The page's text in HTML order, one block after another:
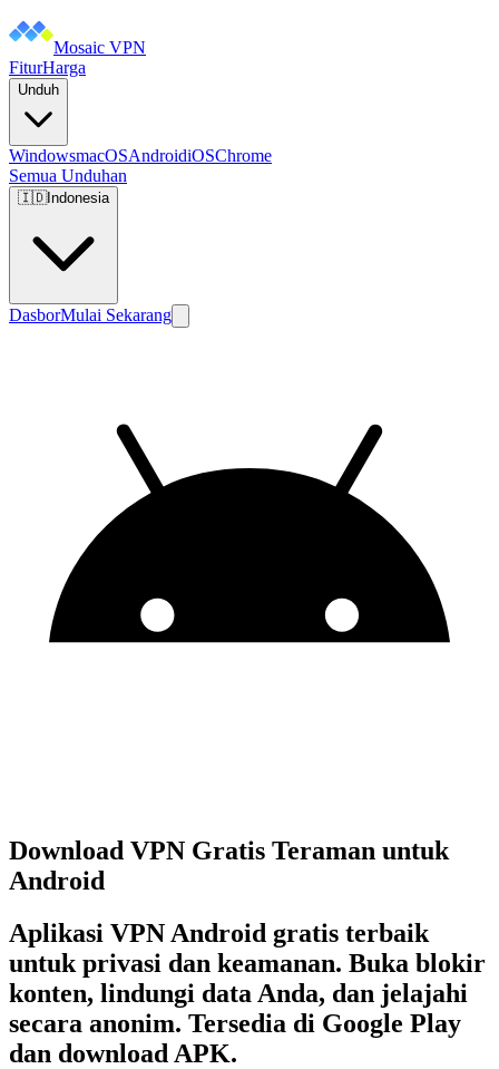
Mosaic VPN
FiturHarga
Unduh
WindowsmacOSAndroidiOSChrome
Semua Unduhan
🇮🇩Indonesia
DasborMulai Sekarang
Download VPN Gratis Teraman untuk
Android
Aplikasi VPN Android gratis terbaik
untuk privasi dan keamanan. Buka blokir
konten, lindungi data Anda, dan jelajahi
secara anonim. Tersedia di Google Play
dan download APK.